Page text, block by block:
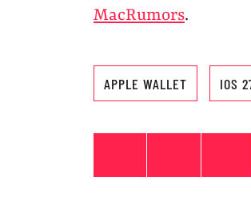
MacRumors.
APPLE WALLET IOS